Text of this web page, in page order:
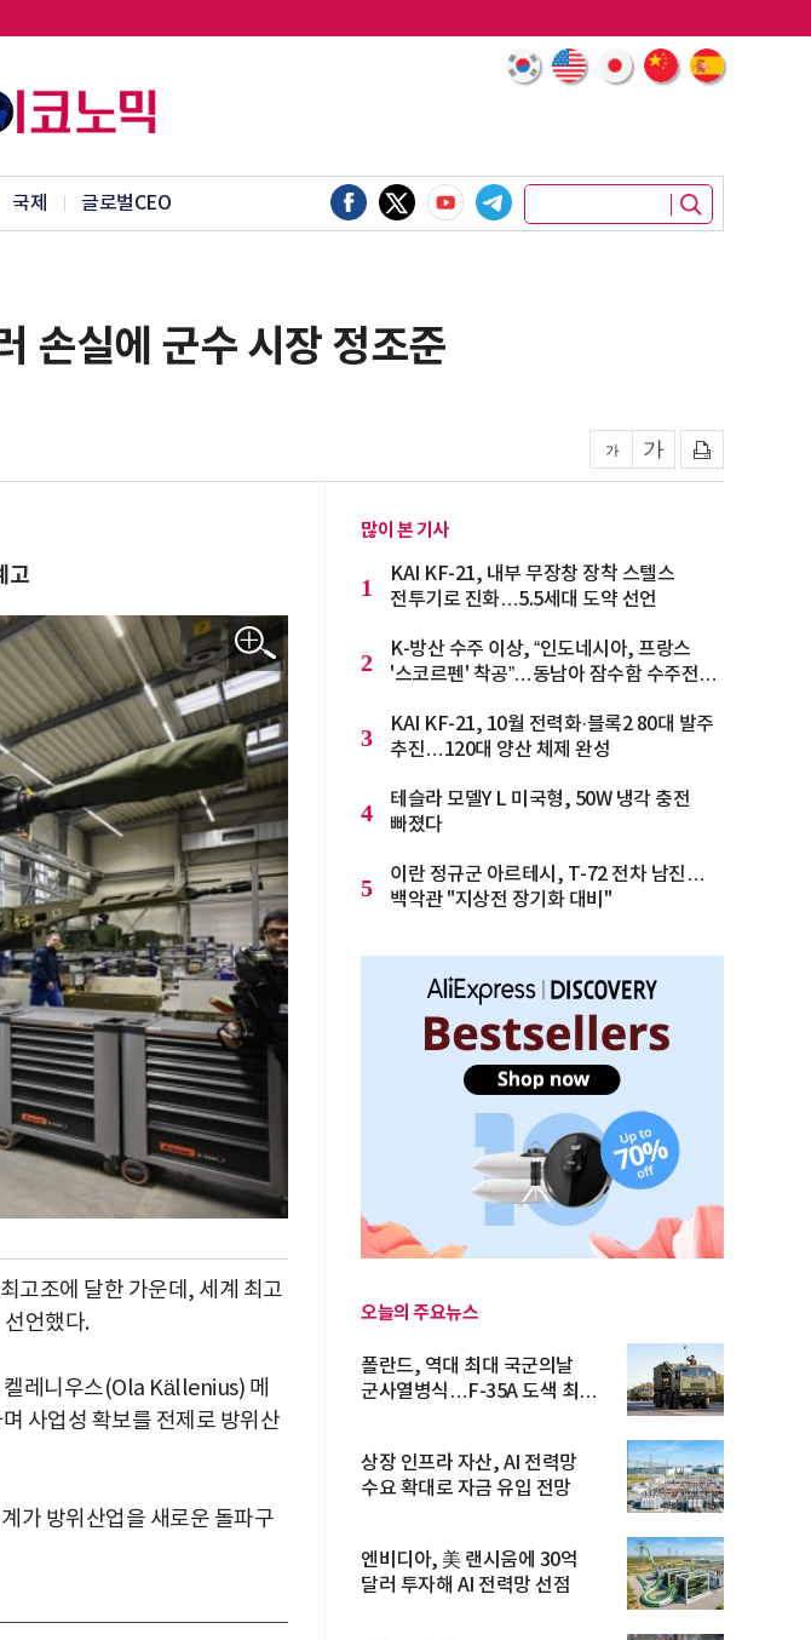
국제 글로벌CEO
손실에 군수 시장 정조준
고
고조에 달한 가운데, 세계 최고
언했다.
레니우스(Ola Källenius) 메
사업성 확보를 전제로 방위산
가 방위산업을 새로운 돌파구
많이 본 기사
1
KAI KF-21, 내부 무장창 장착 스텔스
전투기로 진화…5.5세대 도약 선언
2
K-방산 수주 이상, “인도네시아, 프랑스
'스코르펜' 착공”…동남아 잠수함 수주전
3
KAI KF-21, 10월 전력화·블록2 80대 발주
추진…120대 양산 체제 완성
4
테슬라 모델Y L 미국형, 50W 냉각 충전
빠졌다
5
이란 정규군 아르테시, T-72 전차 남진…
백악관 "지상전 장기화 대비"
오늘의 주요뉴스
폴란드, 역대 최대 국군의날
군사열병식…F-35A 도색 최초
상장 인프라 자산, AI 전력망
수요 확대로 자금 유입 전망
엔비디아, 美 랜시움에 30억
달러 투자해 AI 전력망 선점